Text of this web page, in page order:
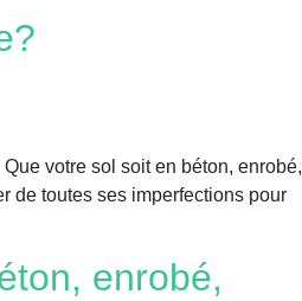
votre sol soit en béton, enrobé,
de toutes ses imperfections pour
enrobé,